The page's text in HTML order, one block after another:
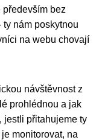
především bez
nám poskytnou
na webu chovají
návštěvnost z
prohlédnou a jak
jestli přitahujeme ty
monitorovat, na